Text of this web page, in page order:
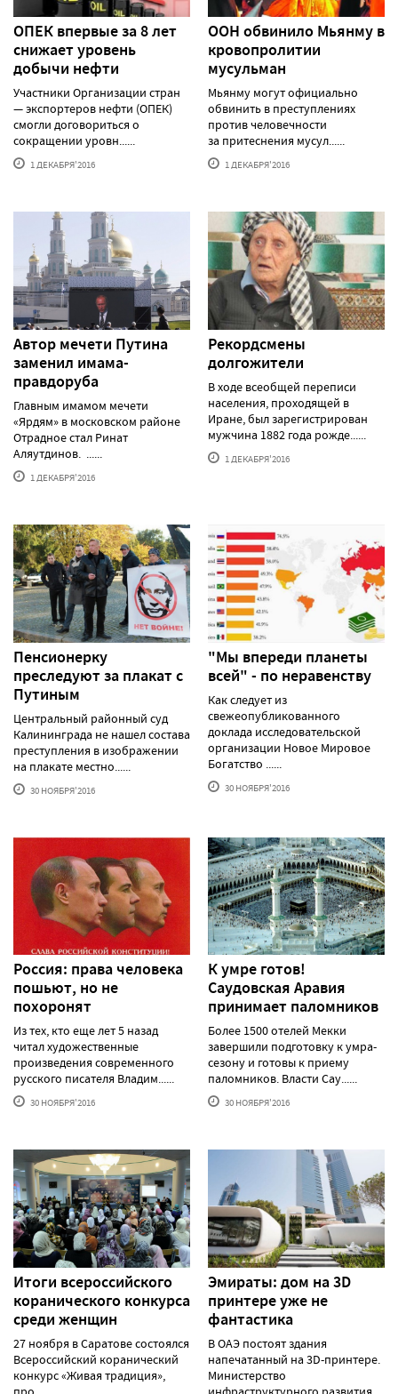
ОПЕК впервые за 8 лет
снижает уровень
добычи нефти
Участники Организации стран
— экспортеров нефти (ОПЕК)
смогли договориться о
сокращении уровн......
1 ДЕКАБРЯ'2016
ООН обвинило Мьянму в
кровопролитии
мусульман
Мьянму могут официально
обвинить в преступлениях
против человечности
за притеснения мусул......
1 ДЕКАБРЯ'2016
Автор мечети Путина
заменил имама-
правдоруба
Главным имамом мечети
«Ярдям» в московском районе
Отрадное стал Ринат
Аляутдинов. ......
1 ДЕКАБРЯ'2016
Рекордсмены
долгожители
В ходе всеобщей переписи
населения, проходящей в
Иране, был зарегистрирован
мужчина 1882 года рожде......
1 ДЕКАБРЯ'2016
Пенсионерку
преследуют за плакат с
Путиным
Центральный районный суд
Калининграда не нашел состава
преступления в изображении
на плакате местно......
30 НОЯБРЯ'2016
"Мы впереди планеты
всей" - по неравенству
Как следует из
свежеопубликованного
доклада исследовательской
организации Новое Мировое
Богатство ......
30 НОЯБРЯ'2016
Россия: права человека
пошьют, но не
похоронят
Из тех, кто еще лет 5 назад
читал художественные
произведения современного
русского писателя Владим......
30 НОЯБРЯ'2016
К умре готов!
Саудовская Аравия
принимает паломников
Более 1500 отелей Мекки
завершили подготовку к умра-
сезону и готовы к приему
паломников. Власти Сау......
30 НОЯБРЯ'2016
Итоги всероссийского
коранического конкурса
среди женщин
27 ноября в Саратове состоялся
Всероссийский коранический
конкурс «Живая традиция»,
Эмираты: дом на 3D
принтере уже не
фантастика
В ОАЭ постоят здания
напечатанный на 3D-принтере.
Министерство